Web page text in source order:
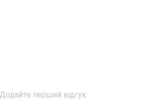
Додайте перший відгук